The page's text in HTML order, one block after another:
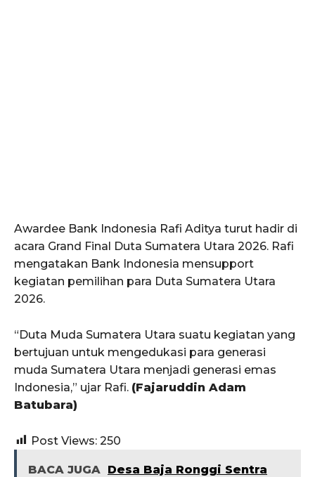
Awardee Bank Indonesia Rafi Aditya turut hadir di
acara Grand Final Duta Sumatera Utara 2026. Rafi
mengatakan Bank Indonesia mensupport
kegiatan pemilihan para Duta Sumatera Utara
2026.
“Duta Muda Sumatera Utara suatu kegiatan yang
bertujuan untuk mengedukasi para generasi
muda Sumatera Utara menjadi generasi emas
Indonesia,” ujar Rafi. (Fajaruddin Adam
Batubara)
Post Views: 250
BACA JUGA
Desa Baja Ronggi Sentra